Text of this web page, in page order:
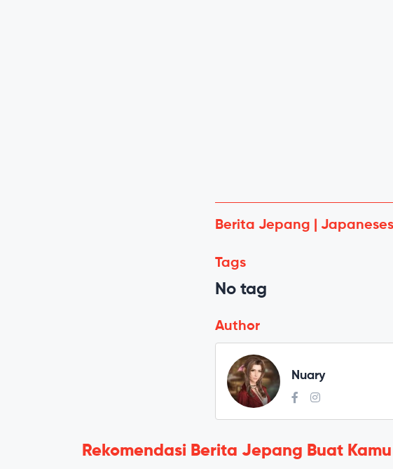
Berita Jepang |
Tags
No tag
Author
Nuary
Rekomendasi Berita Jepang Buat Kamu